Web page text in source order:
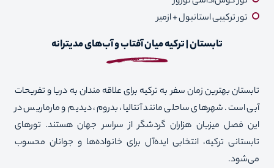
تور ترکیبی استانبول + ازمیر
تابستان | ترکیه میان آفتاب و آب‌های مدیترانه
تابستان بهترین زمان سفر به ترکیه برای علاقه مندان به دریا و تفریحات
آبی است. شهرهای ساحلی مانند آنتالیا، بدروم، دیدیم و مارماریس در
این فصل میزبان هزاران گردشگر از سراسر جهان هستند. تورهای
تابستانی ترکیه، انتخابی ایده‌آل برای خانواده‌ها و جوانان محسوب
می‌شود.